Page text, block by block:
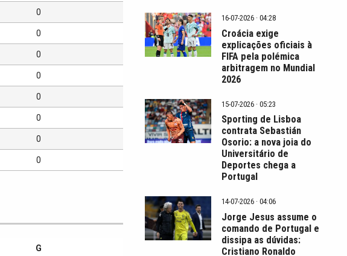
0
0
0
0
0
0
0
0
G
16-07-2026 · 04:28
Croácia exige
explicações oficiais à
FIFA pela polémica
arbitragem no Mundial
2026
15-07-2026 · 05:23
Sporting de Lisboa
contrata Sebastián
Osorio: a nova joia do
Universitário de
Deportes chega a
Portugal
14-07-2026 · 04:06
Jorge Jesus assume o
comando de Portugal e
dissipa as dúvidas:
Cristiano Ronaldo